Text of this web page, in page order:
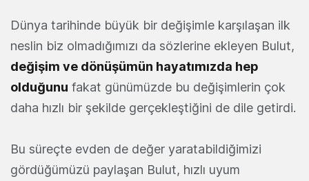
Dünya tarihinde büyük bir değişimle karşılaşan ilk
neslin biz olmadığımızı da sözlerine ekleyen Bulut,
değişim ve dönüşümün hayatımızda hep
olduğunu fakat günümüzde bu değişimlerin çok
daha hızlı bir şekilde gerçekleştiğini de dile getirdi.
Bu süreçte evden de değer yaratabildiğimizi
gördüğümüzü paylaşan Bulut, hızlı uyum